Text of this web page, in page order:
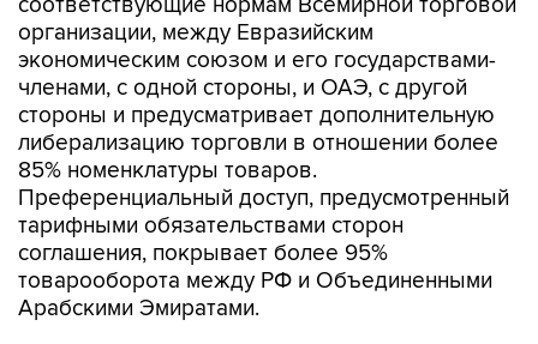
организации, между Евразийским
экономическим союзом и его государствами-
членами, с одной стороны, и ОАЭ, с другой
стороны и предусматривает дополнительную
либерализацию торговли в отношении более
85% номенклатуры товаров.
Преференциальный доступ, предусмотренный
тарифными обязательствами сторон
соглашения, покрывает более 95%
товарооборота между РФ и Объединенными
Арабскими Эмиратами.